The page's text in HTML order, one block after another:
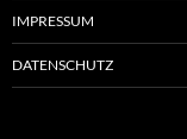
IMPRESSUM
DATENSCHUTZ